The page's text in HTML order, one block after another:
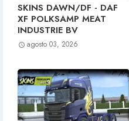
SKINS DAWN/DF - DAF
XF POLKSAMP MEAT
INDUSTRIE BV
agosto 03, 2026